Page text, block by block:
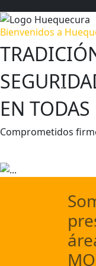
Bienvenidos a
EN
Comprometidos